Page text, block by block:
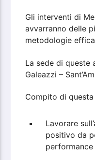
Gli interventi di
avvarranno delle
metodologie
La sede di queste
Galeazzi –
Compito di
Lavorare
positivo da